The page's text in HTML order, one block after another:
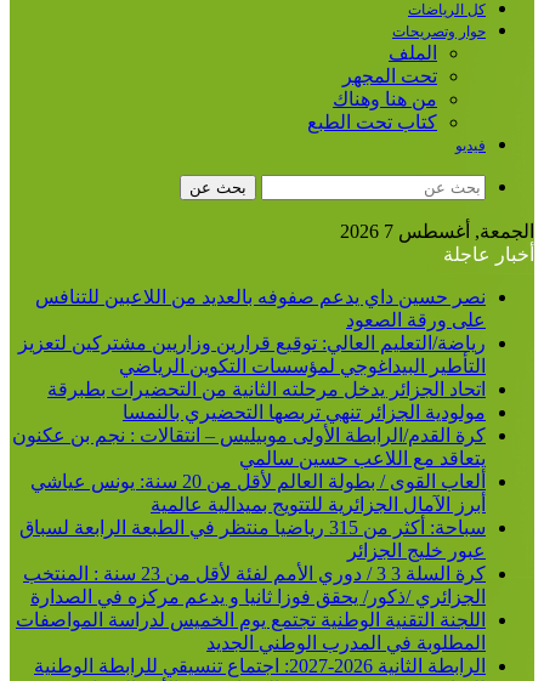
كل الرياضات
حوار وتصريحات
الملف
تحت المجهر
من هنا وهناك
كتاب تحت الطبع
فيديو
بحث عن
الجمعة, أغسطس 7 2026
أخبار عاجلة
نصر حسين داي يدعم صفوفه بالعديد من اللاعبين للتنافس
على ورقة الصعود
رياضة/التعليم العالي: توقيع قرارين وزاريين مشتركين لتعزيز
التأطير البيداغوجي لمؤسسات التكوين الرياضي
اتحاد الجزائر يدخل مرحلته الثانية من التحضيرات بطبرقة
مولودية الجزائر تنهي تربصها التحضيري بالنمسا
كرة القدم/الرابطة الأولى موبيليس – انتقالات : نجم بن عكنون
يتعاقد مع اللاعب حسين سالمي
ألعاب القوى / بطولة العالم لأقل من 20 سنة: يونس عياشي
أبرز الآمال الجزائرية للتتويج بميدالية عالمية
سباحة: أكثر من 315 رياضيا منتظر في الطبعة الرابعة لسباق
عبور خليج الجزائر
كرة السلة 3 3 / دوري الأمم لفئة لأقل من 23 سنة : المنتخب
الجزائري /ذكور/ يحقق فوزا ثانيا و يدعم مركزه في الصدارة
اللجنة التقنية الوطنية تجتمع يوم الخميس لدراسة المواصفات
المطلوبة في المدرب الوطني الجديد
الرابطة الثانية 2026-2027: اجتماع تنسيقي للرابطة الوطنية